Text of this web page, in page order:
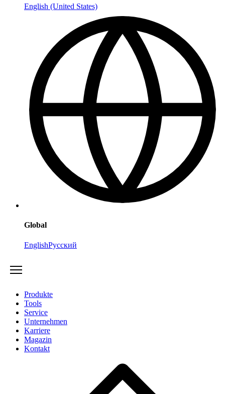
English (United States)
Global
EnglishРусский
Produkte
Tools
Service
Unternehmen
Karriere
Magazin
Kontakt